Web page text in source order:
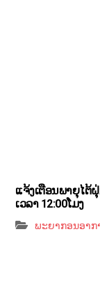
ແຈ້ງເຕືອນພາຍຸໄຕ້
ເວລາ 12:00ໂມງ
ພະຍາກອນອາກ